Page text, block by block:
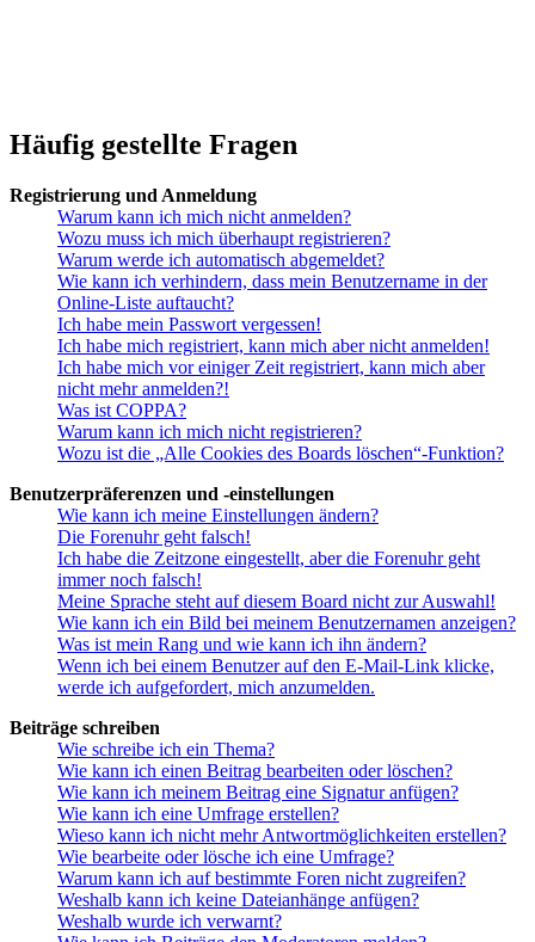
Häufig gestellte Fragen
Registrierung und Anmeldung
Warum kann ich mich nicht anmelden?
Wozu muss ich mich überhaupt registrieren?
Warum werde ich automatisch abgemeldet?
Wie kann ich verhindern, dass mein Benutzername in der
Online-Liste auftaucht?
Ich habe mein Passwort vergessen!
Ich habe mich registriert, kann mich aber nicht anmelden!
Ich habe mich vor einiger Zeit registriert, kann mich aber
nicht mehr anmelden?!
Was ist COPPA?
Warum kann ich mich nicht registrieren?
Wozu ist die „Alle Cookies des Boards löschen“-Funktion?
Benutzerpräferenzen und -einstellungen
Wie kann ich meine Einstellungen ändern?
Die Forenuhr geht falsch!
Ich habe die Zeitzone eingestellt, aber die Forenuhr geht
immer noch falsch!
Meine Sprache steht auf diesem Board nicht zur Auswahl!
Wie kann ich ein Bild bei meinem Benutzernamen anzeigen?
Was ist mein Rang und wie kann ich ihn ändern?
Wenn ich bei einem Benutzer auf den E-Mail-Link klicke,
werde ich aufgefordert, mich anzumelden.
Beiträge schreiben
Wie schreibe ich ein Thema?
Wie kann ich einen Beitrag bearbeiten oder löschen?
Wie kann ich meinem Beitrag eine Signatur anfügen?
Wie kann ich eine Umfrage erstellen?
Wieso kann ich nicht mehr Antwortmöglichkeiten erstellen?
Wie bearbeite oder lösche ich eine Umfrage?
Warum kann ich auf bestimmte Foren nicht zugreifen?
Weshalb kann ich keine Dateianhänge anfügen?
Weshalb wurde ich verwarnt?